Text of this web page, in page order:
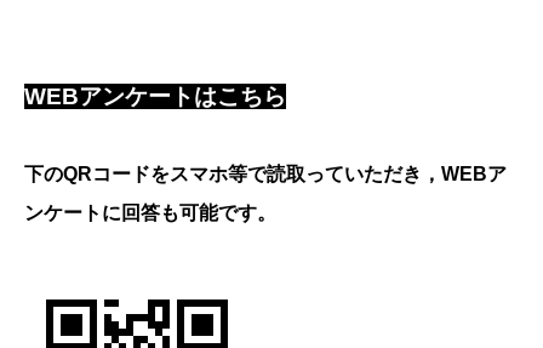
WEBアンケートはこちら
下のQRコードをスマホ等で読取っていただき，WEBア
ンケートに回答も可能です。